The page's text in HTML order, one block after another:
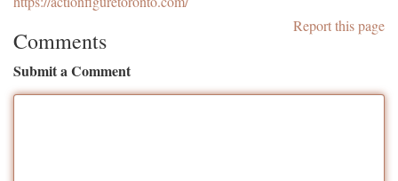
Report this page
Comments
Submit a Comment